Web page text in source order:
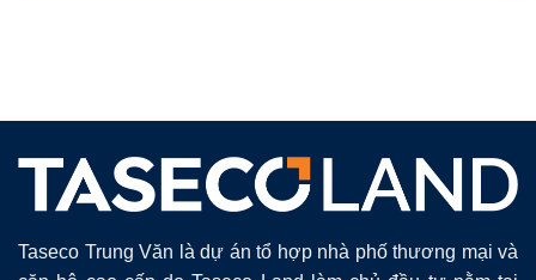
Taseco Trung Văn là dự án tổ hợp nhà phố thương mại và